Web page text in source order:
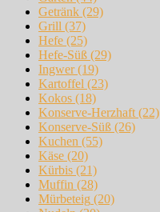
Getränk (29)
Grill (37)
Hefe (25)
Hefe-Süß (29)
Ingwer(19)
Kartoffel (23)
Kokos (18)
Konserve-Herzhaft(22)
Konserve-Süß (26)
Kuchen (55)
Käse (20)
Kürbis (21)
Muffin (28)
Mürbeteig (20)